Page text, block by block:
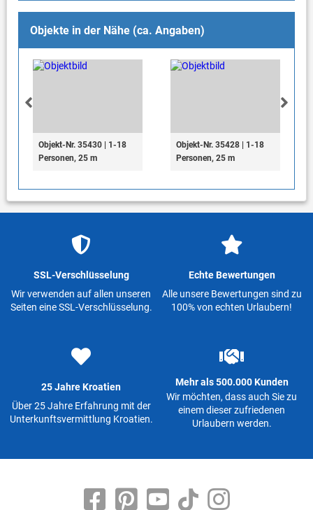
Objekte in der Nähe (ca. Angaben)
Objekt-Nr. 35430 | 1-18
Personen, 25 m
Objekt-Nr. 35428 | 1-18
Personen, 25 m
SSL-Verschlüsselung
Wir verwenden auf allen unseren
Seiten eine SSL-Verschlüsselung.
Echte Bewertungen
Alle unsere Bewertungen sind zu
100% von echten Urlaubern!
25 Jahre Kroatien
Über 25 Jahre Erfahrung mit der
Unterkunftsvermittlung Kroatien.
Mehr als 500.000 Kunden
Wir möchten, dass auch Sie zu
einem dieser zufriedenen
Urlaubern werden.